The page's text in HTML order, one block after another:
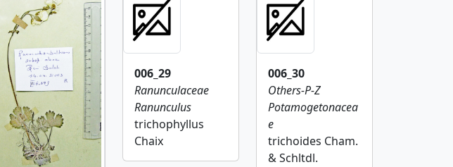
006_29
Ranunculaceae
Ranunculus
trichophyllus
Chaix
006_30
Others-P-Z
Potamogetonacea
e
trichoides Cham.
& Schltdl.